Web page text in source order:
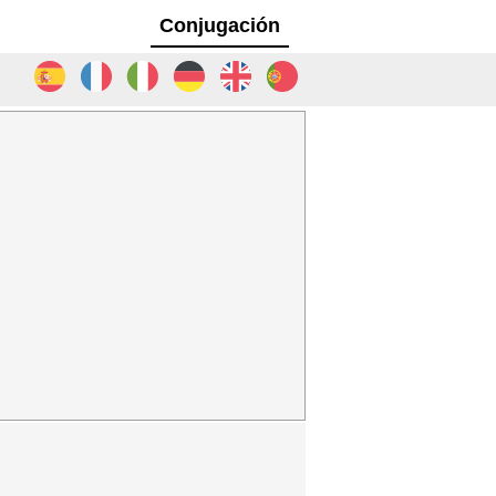
Conjugación